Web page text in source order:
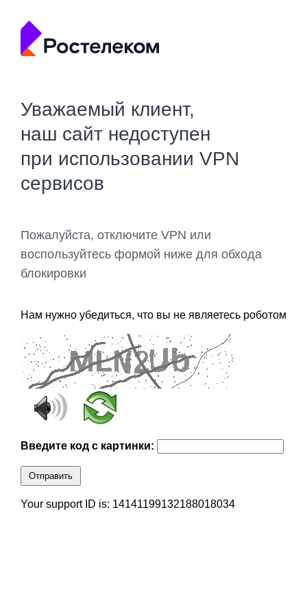
Уважаемый клиент,
наш сайт недоступен
при использовании VPN
сервисов
Пожалуйста, отключите VPN или
воспользуйтесь формой ниже для обхода
блокировки
Нам нужно убедиться, что вы не являетесь роботом
Введите код с картинки:
Отправить
Your support ID is: 14141199132188018034